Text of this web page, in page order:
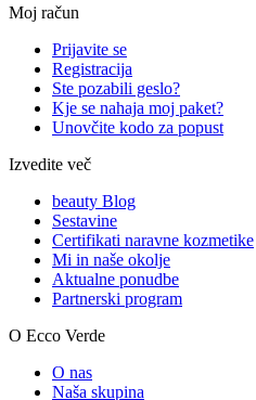
Moj račun
Prijavite se
Registracija
Ste pozabili geslo?
Kje se nahaja moj paket?
Unovčite kodo za popust
Izvedite več
beauty Blog
Sestavine
Certifikati naravne kozmetike
Mi in naše okolje
Aktualne ponudbe
Partnerski program
O Ecco Verde
O nas
Naša skupina